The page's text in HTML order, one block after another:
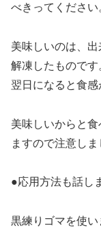
べきってください
美味しいのは、
解凍したものです
翌日になると食感
美味しいからと
ますので注意しま
●応用方法も話し
黒練りゴマを使